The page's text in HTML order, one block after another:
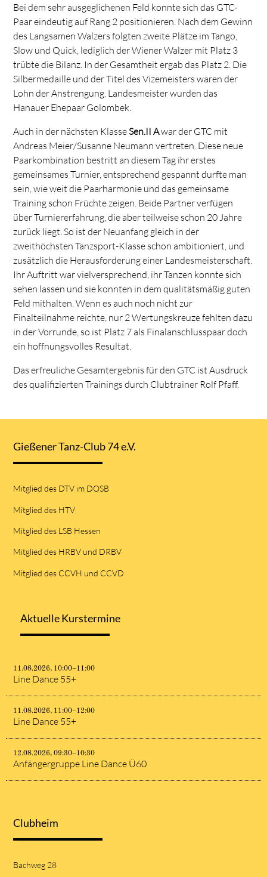
Bei dem sehr ausgeglichenen Feld konnte sich das GTC-
Paar eindeutig auf Rang 2 positionieren. Nach dem Gewinn
des Langsamen Walzers folgten zweite Plätze im Tango,
Slow und Quick, lediglich der Wiener Walzer mit Platz 3
trübte die Bilanz. In der Gesamtheit ergab das Platz 2. Die
Silbermedaille und der Titel des Vizemeisters waren der
Lohn der Anstrengung. Landesmeister wurden das
Hanauer Ehepaar Golombek.
Auch in der nächsten KlasseSen.II Awar der GTC mit
Andreas Meier/Susanne Neumann vertreten. Diese neue
Paarkombination bestritt an diesem Tag ihr erstes
gemeinsames Turnier, entsprechend gespannt durfte man
sein, wie weit die Paarharmonie und das gemeinsame
Training schon Früchte zeigen. Beide Partner verfügen
über Turniererfahrung, die aber teilweise schon 20 Jahre
zurück liegt. So ist der Neuanfang gleich in der
zweithöchsten Tanzsport-Klasse schon ambitioniert, und
zusätzlich die Herausforderung einer Landesmeisterschaft.
Ihr Auftritt war vielversprechend, ihr Tanzen konnte sich
sehen lassen und sie konnten in dem qualitätsmäßig guten
Feld mithalten. Wenn es auch noch nicht zur
Finalteilnahme reichte, nur 2 Wertungskreuze fehlten dazu
in der Vorrunde, so ist Platz 7 als Finalanschlusspaar doch
ein hoffnungsvolles Resultat.
Das erfreuliche Gesamtergebnis für den GTC ist Ausdruck
des qualifizierten Trainings durch Clubtrainer Rolf Pfaff.
Gießener Tanz-Club 74 e.V.
Mitglied des DTV im DOSB
Mitglied des HTV
Mitglied des LSB Hessen
Mitglied des HRBV und DRBV
Mitglied des CCVH und CCVD
Aktuelle Kurstermine
11.08.2026, 10:00–11:00
Line Dance 55+
11.08.2026, 11:00–12:00
Line Dance 55+
12.08.2026, 09:30–10:30
Anfängergruppe Line Dance Ü60
Clubheim
Bachweg 28